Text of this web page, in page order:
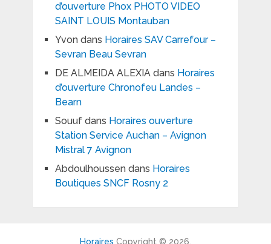
d’ouverture Phox PHOTO VIDEO
SAINT LOUIS Montauban
Yvondans Horaires SAV Carrefour –
Sevran Beau Sevran
DE ALMEIDA ALEXIAdans Horaires
d’ouverture Chronofeu Landes –
Bearn
Souufdans Horaires ouverture
Station Service Auchan – Avignon
Mistral 7 Avignon
Abdoulhoussendans Horaires
Boutiques SNCF Rosny 2
Horaires Copyright © 2026.